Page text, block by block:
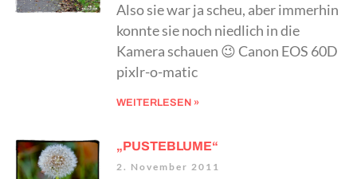
Also sie war ja scheu, aber immerhin
konnte sie noch niedlich in die
Kamera schauen 😉 Canon EOS 60D
pixlr-o-matic
WEITERLESEN »
„PUSTEBLUME“
2. November 2011